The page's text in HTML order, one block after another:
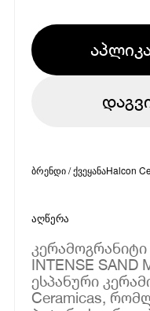
ბრენდი / ქვეყანაHalcon
აღწერა
კერამოგრანიტი
INTENSE SAND
ესპანური
Ceramicas,